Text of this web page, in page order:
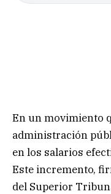
En un movimiento
administración
en los salarios
Este incremento,
del Superior